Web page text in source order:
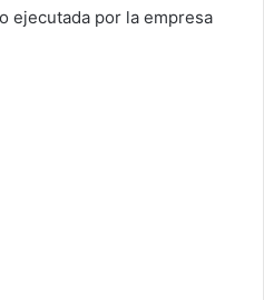
ejecutada por la empresa